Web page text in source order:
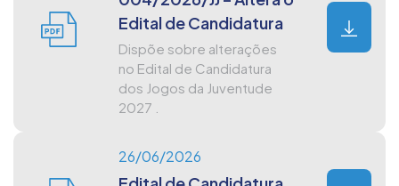
Edital de Candidatura
Dispõe sobre alterações
no Edital de Candidatura
dos Jogos da Juventude
2027 .
26/06/2026